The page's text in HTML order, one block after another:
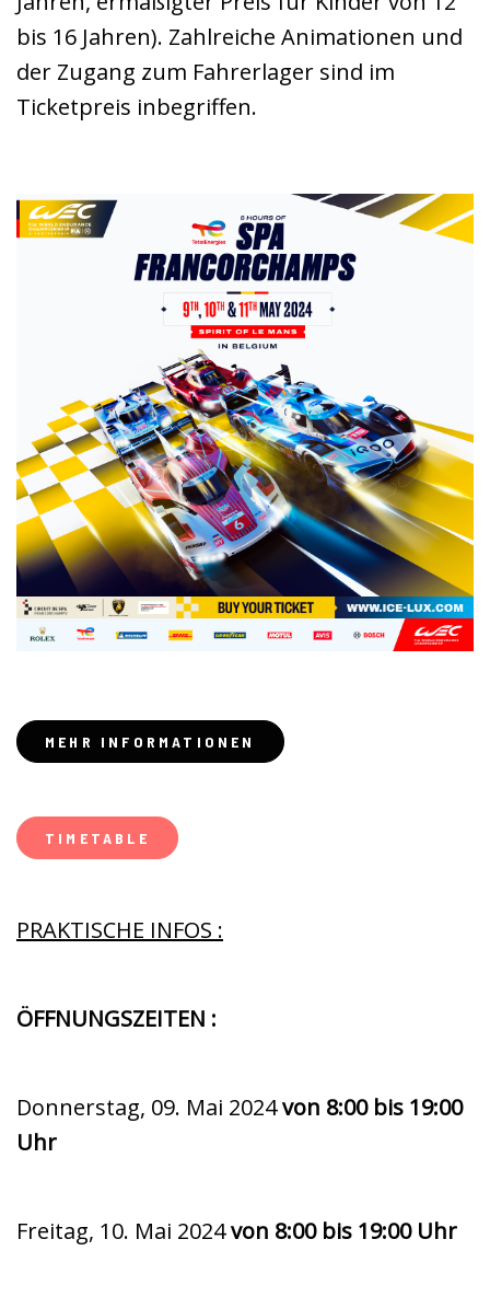
bis 16 Jahren). Zahlreiche Animationen und
der Zugang zum Fahrerlager sind im
Ticketpreis inbegriffen.
MEHR INFORMATIONEN
TIMETABLE
PRAKTISCHE INFOS :
ÖFFNUNGSZEITEN :
Donnerstag, 09. Mai 2024von 8:00 bis 19:00
Uhr
Freitag, 10. Mai 2024von 8:00 bis 19:00 Uhr